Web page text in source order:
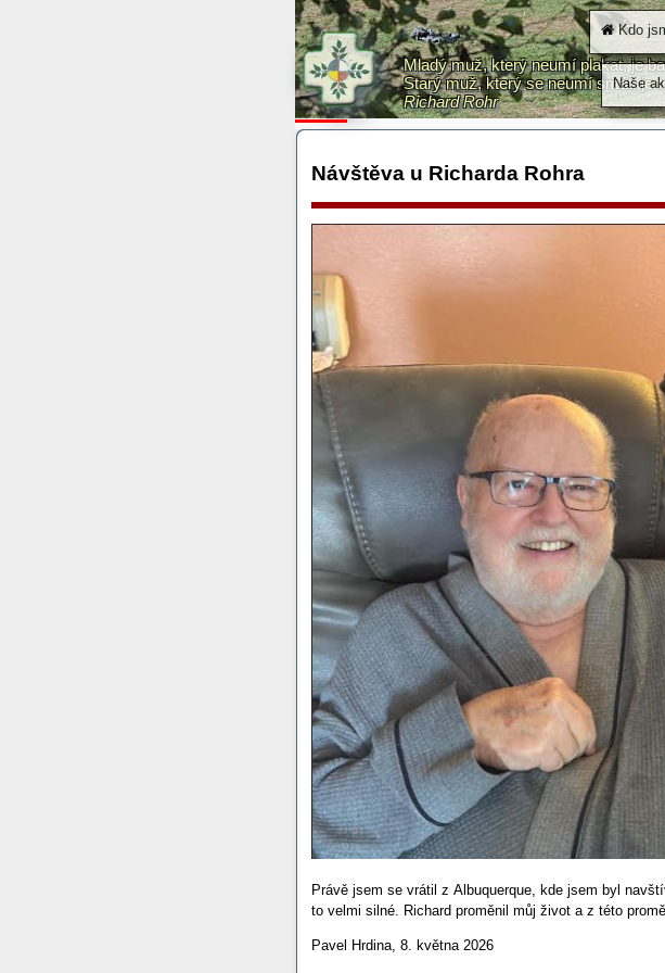
Kdo
Naše
Mladý muž, který neumí plakat, je
Starý muž, který se neumí smát, je
Richard Rohr
Návštěva u Richarda Rohra
Právě jsem se vrátil z Albuquerque, kde jsem byl
to velmi silné. Richard proměnil můj život a z této
Pavel Hrdina, 8. května 2026